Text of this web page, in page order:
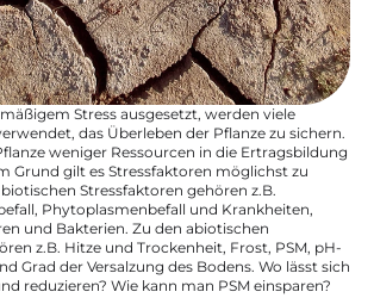
Stress ausgesetzt, werden viele
das Überleben der Pflanze zu sichern.
weniger Ressourcen in die Ertragsbildung
Grund gilt es Stressfaktoren möglichst zu
Stressfaktoren gehören z.B.
Phytoplasmenbefall und Krankheiten,
und Bakterien. Zu den abiotischen
z.B. Hitze und Trockenheit, Frost, PSM, pH-
Grad der Versalzung des Bodens. Wo lässt sich
reduzieren? Wie kann man PSM einsparen?